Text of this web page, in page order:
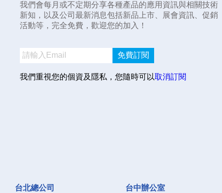
我們會每月或不定期分享各種產品的應用資訊與相關技術
新知，以及公司最新消息包括新品上市、展會資訊、促銷
活動等，完全免費，歡迎您的加入！
免費訂閱
我們重視您的個資及隱私，您隨時可以取消訂閱
台北總公司 台中辦公室